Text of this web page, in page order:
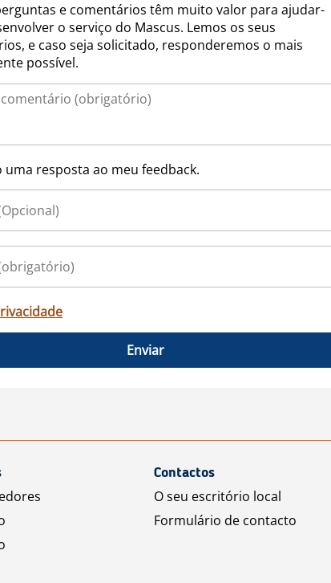
e comentários têm muito valor para ajudar-
o serviço do Mascus. Lemos os seus
e caso seja solicitado, responderemos o mais
possível.
uma resposta ao meu feedback.
Enviar
Contactos
O seu escritório local
Formulário de contacto